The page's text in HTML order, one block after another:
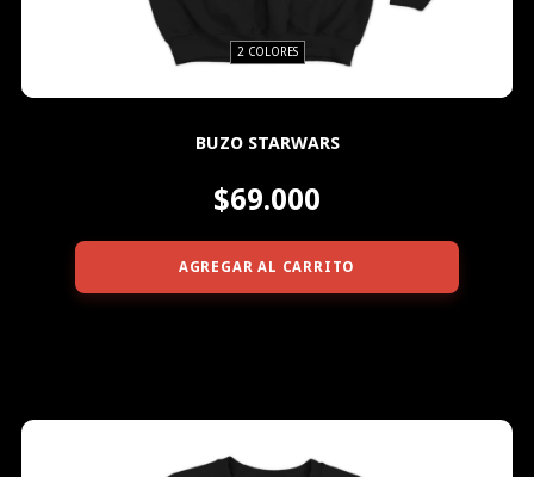
2 COLORES
BUZO STARWARS
$69.000
AGREGAR AL CARRITO